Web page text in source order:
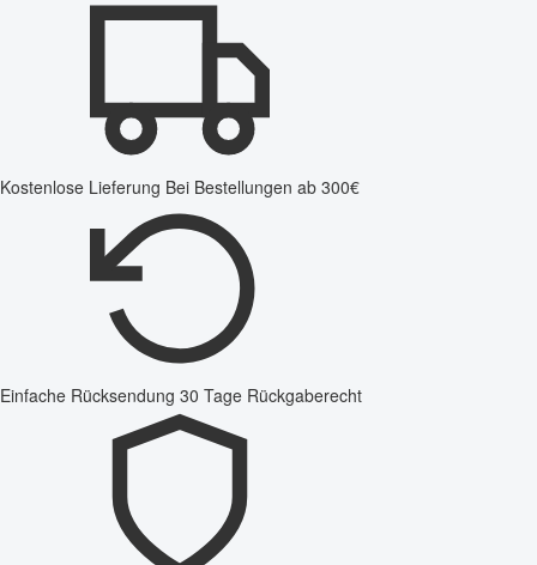
Kostenlose Lieferung Bei Bestellungen ab 300€
Einfache Rücksendung 30 Tage Rückgaberecht